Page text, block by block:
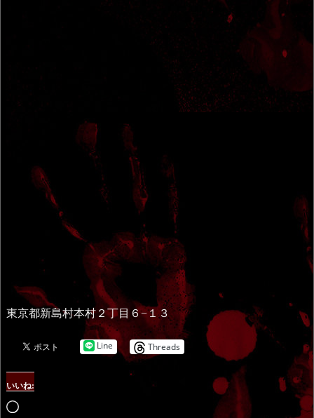
東京都新島村本村２丁目６−１３
Line Threads
いいね:
読